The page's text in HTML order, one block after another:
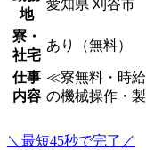
地
愛知県 刈谷市
寮・
社宅
あり（無料）
仕事
内容
≪寮無料・時
の機械操作・
＼最短45秒で完了／